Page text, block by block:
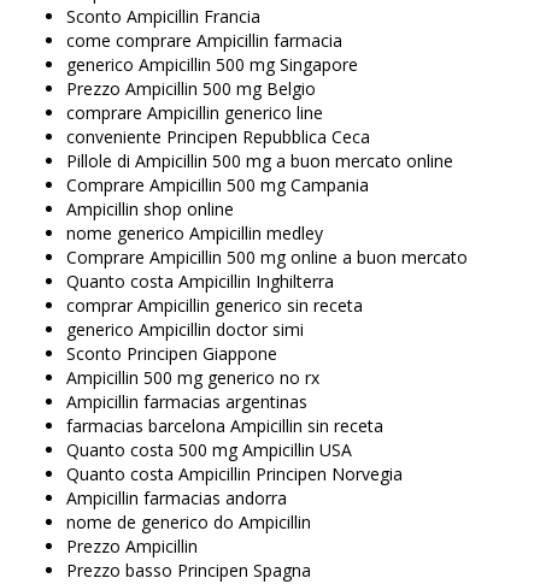
Sconto Ampicillin Francia
come comprare Ampicillin farmacia
generico Ampicillin 500 mg Singapore
Prezzo Ampicillin 500 mg Belgio
comprare Ampicillin generico line
conveniente Principen Repubblica Ceca
Pillole di Ampicillin 500 mg a buon mercato online
Comprare Ampicillin 500 mg Campania
Ampicillin shop online
nome generico Ampicillin medley
Comprare Ampicillin 500 mg online a buon mercato
Quanto costa Ampicillin Inghilterra
comprar Ampicillin generico sin receta
generico Ampicillin doctor simi
Sconto Principen Giappone
Ampicillin 500 mg generico no rx
Ampicillin farmacias argentinas
farmacias barcelona Ampicillin sin receta
Quanto costa 500 mg Ampicillin USA
Quanto costa Ampicillin Principen Norvegia
Ampicillin farmacias andorra
nome de generico do Ampicillin
Prezzo Ampicillin
Prezzo basso Principen Spagna